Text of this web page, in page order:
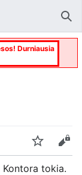
Durniausia
Stebėti
Keisti
Kontora tokia.